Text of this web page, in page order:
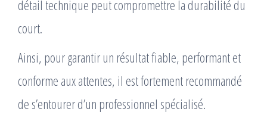
détail technique peut compromettre la durabilité du
court.
Ainsi, pour garantir un résultat fiable, performant et
conforme aux attentes, il est fortement recommandé
de s’entourer d’un professionnel spécialisé.